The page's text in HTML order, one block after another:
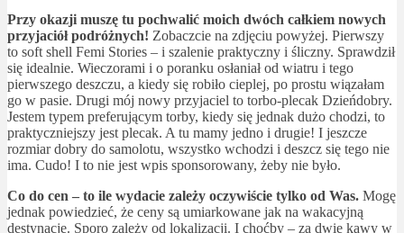
Przy okazji muszę tu pochwalić moich dwóch całkiem nowych
przyjaciół podróżnych! Zobaczcie na zdjęciu powyżej. Pierwszy
to soft shell Femi Stories – i szalenie praktyczny i śliczny. Sprawdził
się idealnie. Wieczorami i o poranku osłaniał od wiatru i tego
pierwszego deszczu, a kiedy się robiło cieplej, po prostu wiązałam
go w pasie. Drugi mój nowy przyjaciel to torbo-plecak Dzieńdobry.
Jestem typem preferującym torby, kiedy się jednak dużo chodzi, to
praktyczniejszy jest plecak. A tu mamy jedno i drugie! I jeszcze
rozmiar dobry do samolotu, wszystko wchodzi i deszcz się tego nie
ima. Cudo! I to nie jest wpis sponsorowany, żeby nie było.
Co do cen – to ile wydacie zależy oczywiście tylko od Was. Mogę
jednak powiedzieć, że ceny są umiarkowane jak na wakacyjną
destynację. Sporo zależy od lokalizacji. I choćby – za dwie kawy w